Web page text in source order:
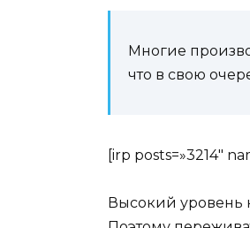
Многие
что в свою
[irp posts=»3214″
Высокий уровень